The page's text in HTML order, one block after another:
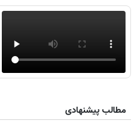
مطالب پیشنهادی